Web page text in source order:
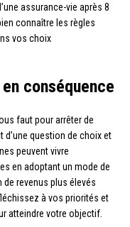
assurance-vie après 8
connaître les règles
vos choix
conséquence
faut pour arrêter de
d’une question de choix et
peuvent vivre
en adoptant un mode de
de revenus plus élevés
à vos priorités et
atteindre votre objectif.